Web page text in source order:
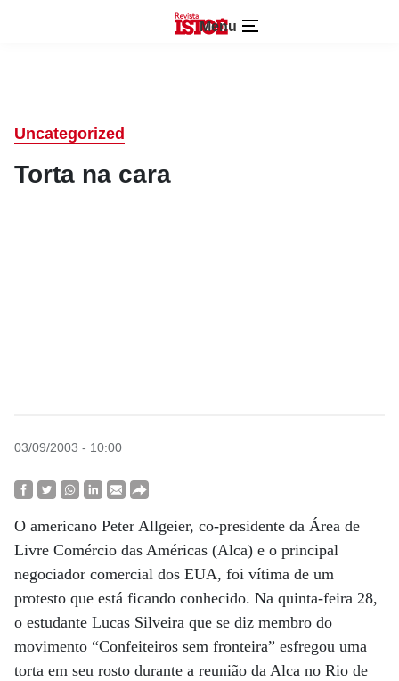
Menu
Uncategorized
Torta na cara
03/09/2003 - 10:00
O americano Peter Allgeier, co-presidente da Área de
Livre Comércio das Américas (Alca) e o principal
negociador comercial dos EUA, foi vítima de um
protesto que está ficando conhecido. Na quinta-feira 28,
o estudante Lucas Silveira que se diz membro do
movimento “Confeiteiros sem fronteira” esfregou uma
torta em seu rosto durante a reunião da Alca no Rio de